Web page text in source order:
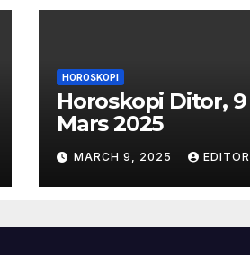
HOROSKOPI
Horoskopi Ditor, 9
Mars 2025
MARCH 9, 2025 EDITOR